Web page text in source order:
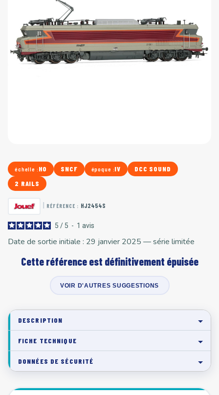
échelle : HO SNCF époque :IV
DCC SOUND
2 RAILS
| RÉFÉRENCE : HJ2454S
5 / 5 - 1 avis
Date de sortie initiale : 29 janvier 2025 — série limitée
Cette référence est définitivement épuisée
VOIR D'AUTRES SUGGESTIONS
DESCRIPTION
FICHE TECHNIQUE
DONNÉES DE SÉCURITÉ